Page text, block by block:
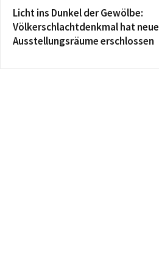
Licht ins Dunkel der Gewölbe:
Völkerschlachtdenkmal hat neue
Ausstellungsräume erschlossen